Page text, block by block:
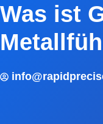
Was ist